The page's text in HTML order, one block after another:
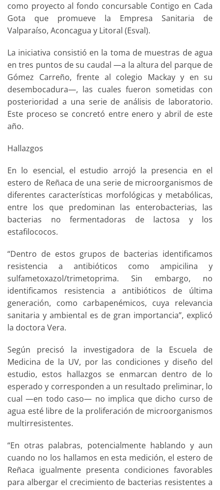
como proyecto al fondo concursable Contigo en Cada
Gota que promueve la Empresa Sanitaria de
Valparaíso, Aconcagua y Litoral (Esval).
La iniciativa consistió en la toma de muestras de agua
en tres puntos de su caudal —a la altura del parque de
Gómez Carreño, frente al colegio Mackay y en su
desembocadura—, las cuales fueron sometidas con
posterioridad a una serie de análisis de laboratorio.
Este proceso se concretó entre enero y abril de este
año.
Hallazgos
En lo esencial, el estudio arrojó la presencia en el
estero de Reñaca de una serie de microorganismos de
diferentes características morfológicas y metabólicas,
entre los que predominan las enterobacterias, las
bacterias no fermentadoras de lactosa y los
estafilococos.
“Dentro de estos grupos de bacterias identificamos
resistencia a antibióticos como ampicilina y
sulfametoxazol/trimetoprima. Sin embargo, no
identificamos resistencia a antibióticos de última
generación, como carbapenémicos, cuya relevancia
sanitaria y ambiental es de gran importancia”, explicó
la doctora Vera.
Según precisó la investigadora de la Escuela de
Medicina de la UV, por las condiciones y diseño del
estudio, estos hallazgos se enmarcan dentro de lo
esperado y corresponden a un resultado preliminar, lo
cual —en todo caso— no implica que dicho curso de
agua esté libre de la proliferación de microorganismos
multirresistentes.
“En otras palabras, potencialmente hablando y aun
cuando no los hallamos en esta medición, el estero de
Reñaca igualmente presenta condiciones favorables
para albergar el crecimiento de bacterias resistentes a